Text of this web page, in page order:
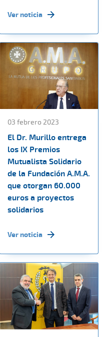
Ver noticia
03 febrero 2023
El Dr. Murillo entrega
los IX Premios
Mutualista Solidario
de la Fundación A.M.A.
que otorgan 60.000
euros a proyectos
solidarios
Ver noticia